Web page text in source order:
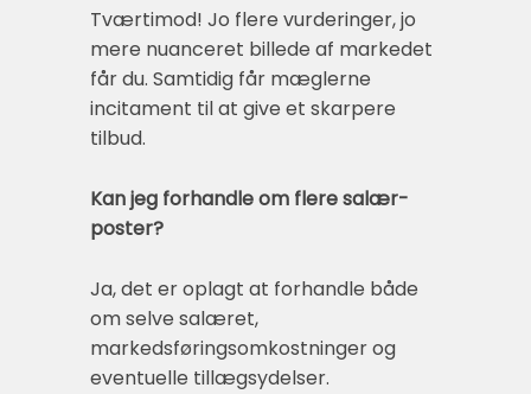
Tværtimod! Jo flere vurderinger, jo
mere nuanceret billede af markedet
får du. Samtidig får mæglerne
incitament til at give et skarpere
tilbud.
Kan jeg forhandle om flere salær-
poster?
Ja, det er oplagt at forhandle både
om selve salæret,
markedsføringsomkostninger og
eventuelle tillægsydelser.